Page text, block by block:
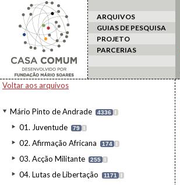
ARQUIVOS
GUIAS DE PESQUISA
PROJETO
PARCERIAS
Voltar aos arquivos
Mário Pinto de Andrade 4336 I
01. Juventude 79 I
02. Afirmação Africana 174 I
03. Acção Militante 255 I
04. Lutas de Libertação 1171 I